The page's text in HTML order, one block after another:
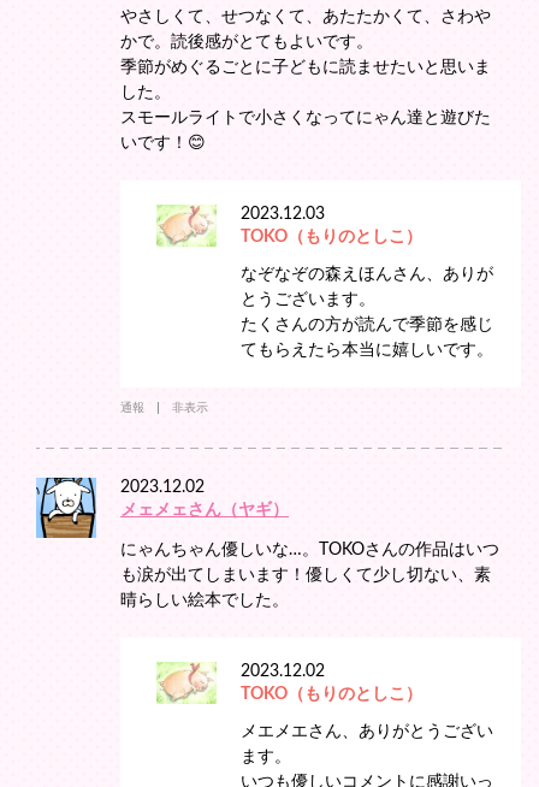
やさしくて、せつなくて、あたたかくて、さわや
かで。読後感がとてもよいです。
季節がめぐるごとに子どもに読ませたいと思いま
した。
スモールライトで小さくなってにゃん達と遊びた
いです！😊
2023.12.03
TOKO（もりのとしこ）
なぞなぞの森えほんさん、ありが
とうございます。
たくさんの方が読んで季節を感じ
てもらえたら本当に嬉しいです。
通報 非表示
2023.12.02
メェメェさん（ヤギ）
にゃんちゃん優しいな…。TOKOさんの作品はいつ
も涙が出てしまいます！優しくて少し切ない、素
晴らしい絵本でした。
2023.12.02
TOKO（もりのとしこ）
メエメエさん、ありがとうござい
ます。
いつも優しいコメントに感謝いっ